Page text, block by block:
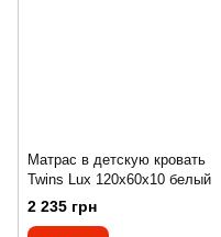
Матрас в детскую кровать
Twins Lux 120х60х10 белый
2 235 грн